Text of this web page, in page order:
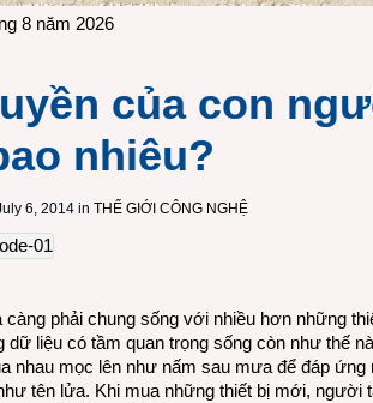
8 năm 2026
của con
nhiêu?
6, 2014 in THẾ GIỚI CÔNG NGHỆ
càng phải chung sống với nhiều hơn những
dữ liệu có tầm quan trọng sống còn như thế
nhau mọc lên như nấm sau mưa để đáp
tên lửa. Khi mua những thiết bị mới, người